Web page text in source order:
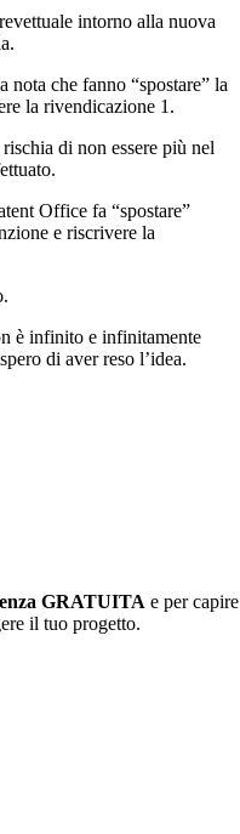
intorno alla nuova
che fanno “spostare” la
la rivendicazione 1.
di non essere più nel
Office fa “spostare”
e riscrivere la
è infinito e infinitamente
di aver reso l’idea.
GRATUITA e per capire
il tuo progetto.